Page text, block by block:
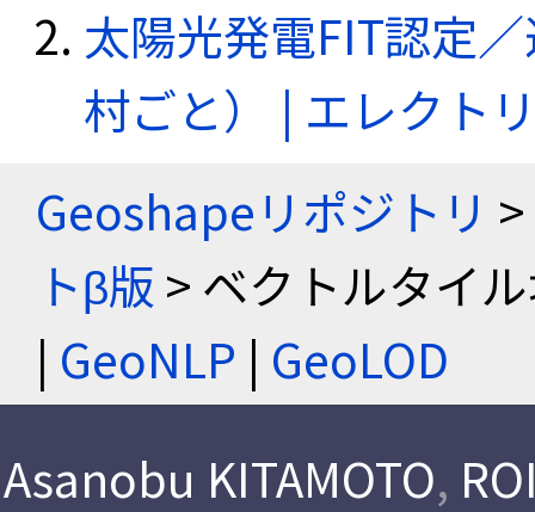
太陽光発電FIT認定
村ごと） | エレクト
Geoshapeリポジトリ >
トβ版 > ベクトルタイ
| GeoNLP | GeoLOD
Asanobu KITAMOTO,